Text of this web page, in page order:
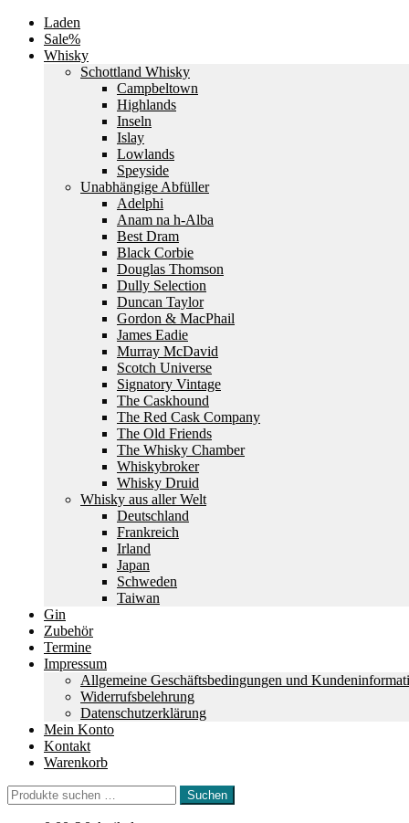
Laden
Sale%
Whisky
Schottland Whisky
Campbeltown
Highlands
Inseln
Islay
Lowlands
Speyside
Unabhängige Abfüller
Adelphi
Anam na h-Alba
Best Dram
Black Corbie
Douglas Thomson
Dully Selection
Duncan Taylor
Gordon & MacPhail
James Eadie
Murray McDavid
Scotch Universe
Signatory Vintage
The Caskhound
The Red Cask Company
The Old Friends
The Whisky Chamber
Whiskybroker
Whisky Druid
Whisky aus aller Welt
Deutschland
Frankreich
Irland
Japan
Schweden
Taiwan
Gin
Zubehör
Termine
Impressum
Allgemeine Geschäftsbedingungen und
Widerrufsbelehrung
Datenschutzerklärung
Mein Konto
Kontakt
Warenkorb
Suchen
nach:
Suchen